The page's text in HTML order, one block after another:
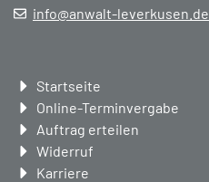
info@anwalt-leverkusen.de
Navigation
überspringen
Startseite
Online-Terminvergabe
Auftrag erteilen
Widerruf
Karriere